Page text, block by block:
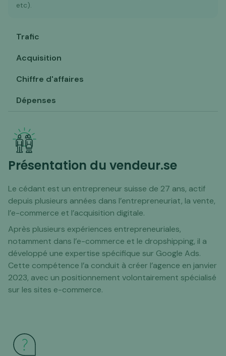
etc).
Trafic
Acquisition
Chiffre d'affaires
Dépenses
Présentation du vendeur.se
Le cédant est un entrepreneur suisse de 27 ans, actif
depuis plusieurs années dans l’entrepreneuriat, la vente,
l’e-commerce et l’acquisition digitale.
Après plusieurs expériences entrepreneuriales,
notamment dans l’e-commerce et le dropshipping, il a
développé une expertise spécifique sur Google Ads.
Cette compétence l’a conduit à créer l’agence en janvier
2023, avec un positionnement volontairement spécialisé
sur les sites e-commerce.